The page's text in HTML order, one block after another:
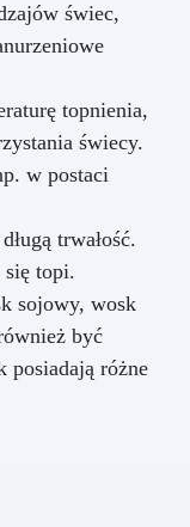
świec,
topnienia,
świecy.
w postaci
trwałość.
się topi.
sojowy, wosk
być
posiadają różne